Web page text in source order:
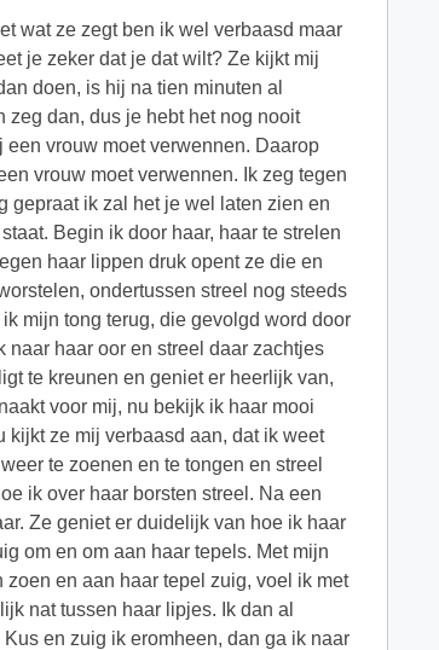
wat ze zegt ben ik wel verbaasd maar
je zeker dat je dat wilt? Ze kijkt mij
doen, is hij na tien minuten al
zeg dan, dus je hebt het nog nooit
vrouw moet verwennen. Daarop
vrouw moet verwennen. Ik zeg tegen
gepraat ik zal het je wel laten zien en
Begin ik door haar, haar te strelen
haar lippen druk opent ze die en
ondertussen streel nog steeds
mijn tong terug, die gevolgd word door
naar haar oor en streel daar zachtjes
te kreunen en geniet er heerlijk van,
voor mij, nu bekijk ik haar mooi
kijkt ze mij verbaasd aan, dat ik weet
te zoenen en te tongen en streel
ik over haar borsten streel. Na een
Ze geniet er duidelijk van hoe ik haar
om en om aan haar tepels. Met mijn
en aan haar tepel zuig, voel ik met
nat tussen haar lipjes. Ik dan al
en zuig ik eromheen, dan ga ik naar